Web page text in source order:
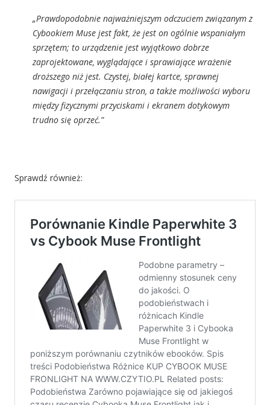
„Prawdopodobnie najważniejszym odczuciem związanym z
Cybookiem Muse jest fakt, że jest on ogólnie wspaniałym
sprzętem; to urządzenie jest wyjątkowo dobrze
zaprojektowane, wyglądające i sprawiające wrażenie
droższego niż jest. Czystej, białej kartce, sprawnej
nawigacji i przełączaniu stron, a także możliwości wyboru
między fizycznymi przyciskami i ekranem dotykowym
trudno się oprzeć.”
Sprawdź również: